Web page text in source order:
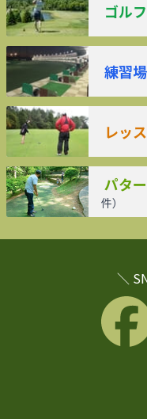
ゴル
練習場
レッ
パタ
件）
＼